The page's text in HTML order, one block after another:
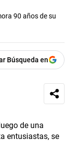
90 años de su
Búsqueda en
de una
entusiastas, se